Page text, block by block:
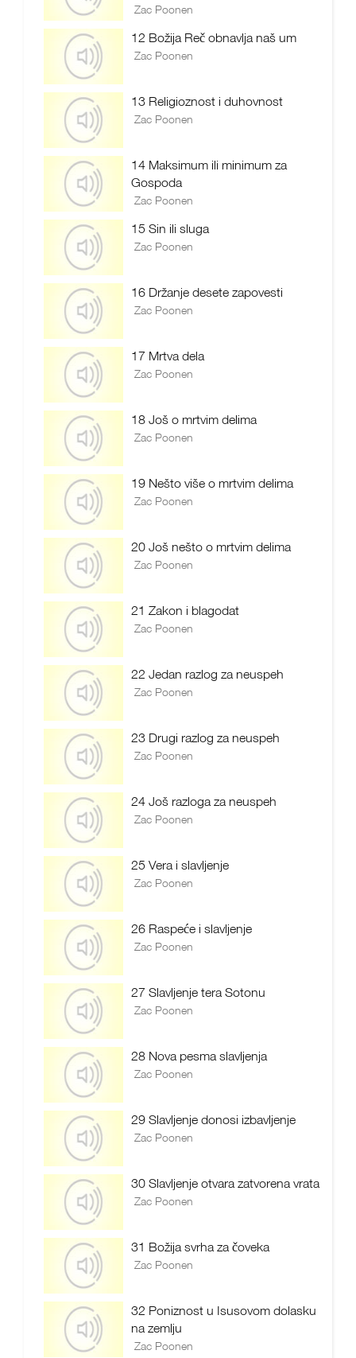
Zac Poonen
12 Božija Reč obnavlja naš um
Zac Poonen
13 Religioznost i duhovnost
Zac Poonen
14 Maksimum ili minimum za
Gospoda
Zac Poonen
15 Sin ili sluga
Zac Poonen
16 Držanje desete zapovesti
Zac Poonen
17 Mrtva dela
Zac Poonen
18 Još o mrtvim delima
Zac Poonen
19 Nešto više o mrtvim delima
Zac Poonen
20 Još nešto o mrtvim delima
Zac Poonen
21 Zakon i blagodat
Zac Poonen
22 Jedan razlog za neuspeh
Zac Poonen
23 Drugi razlog za neuspeh
Zac Poonen
24 Još razloga za neuspeh
Zac Poonen
25 Vera i slavljenje
Zac Poonen
26 Raspeće i slavljenje
Zac Poonen
27 Slavljenje tera Sotonu
Zac Poonen
28 Nova pesma slavljenja
Zac Poonen
29 Slavljenje donosi izbavljenje
Zac Poonen
30 Slavljenje otvara zatvorena vrata
Zac Poonen
31 Božija svrha za čoveka
Zac Poonen
32 Poniznost u Isusovom dolasku
na zemlju
Zac Poonen